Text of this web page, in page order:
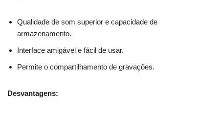
Qualidade de som superior e capacidade de
armazenamento.
Interface amigável e fácil de usar.
Permite o compartilhamento de gravações.
Desvantagens: